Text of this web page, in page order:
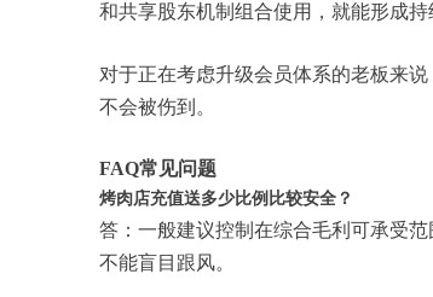
和共享股东机制组合使用，就能形成持
对于正在考虑升级会员体系的老板来
不会被伤到。
FAQ常见问题
烤肉店充值送多少比例比较安全？
答：一般建议控制在综合毛利可承受
不能盲目跟风。